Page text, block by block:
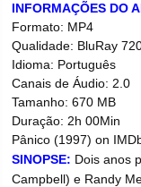
INFORMAÇÕES DO
Formato: MP4
Qualidade: BluRay
Idioma: Português
Canais de Áudio: 2.0
Tamanho: 670 MB
Duração: 2h 00Min
Pânico (1997) on
SINOPSE: Dois anos
Campbell) e Randy